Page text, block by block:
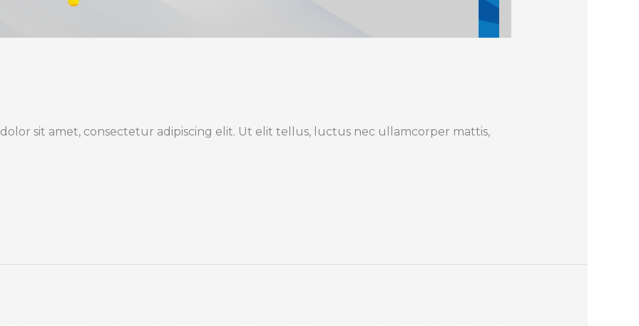
sit amet, consectetur adipiscing elit. Ut elit tellus, luctus nec ullamcorper mattis,